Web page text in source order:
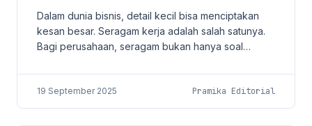
Dalam dunia bisnis, detail kecil bisa menciptakan
kesan besar. Seragam kerja adalah salah satunya.
Bagi perusahaan, seragam bukan hanya soal
branding,...
19 September 2025 Pramika Editorial